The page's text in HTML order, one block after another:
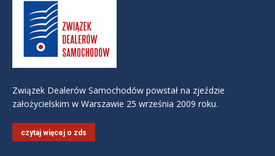
Związek Dealerów Samochodów powstał na zjeździe
założycielskim w Warszawie 25 września 2009 roku.
czytaj więcej o zds